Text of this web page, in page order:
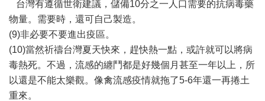
台灣有遵循世衛建議，儲備10分之一人口需要的抗病毒藥
物量。需要時，還可自己製造。
(9)非必要不要進出疫區。
(10)當然祈禱台灣夏天快來，趕快熱一點，或許就可以將病
毒熱死。不過，流感的纏鬥都是好幾個月甚至一年以上，所
以還是不能太樂觀。像禽流感疫情就拖了5-6年還一再捲土
重來。